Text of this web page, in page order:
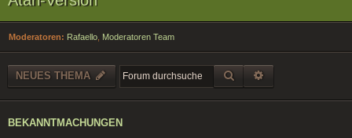
Moderatoren: Rafaello Moderatoren Team
NEUES THEMA SUCHE
BEKANNTMACHUNGEN